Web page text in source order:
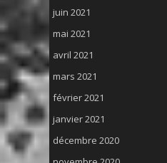
juin 2021
mai 2021
avril 2021
mars 2021
février 2021
janvier 2021
décembre 2020